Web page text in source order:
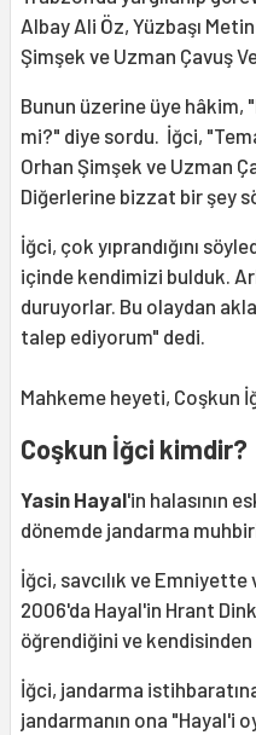
Albay Ali Öz, Yüzbaşı
Şimşek ve Uzman Çavuş
Bunun üzerine üye
mi?" diye sordu. İğci,
Orhan Şimşek ve Uzman
Diğerlerine bizzat bir şey
İğci, çok yıprandığını
içinde kendimizi bulduk.
duruyorlar. Bu olaydan
talep ediyorum" dedi.
Mahkeme heyeti, Coşkun
Coşkun İğci kimdir?
Yasin Hayal'in halasının
dönemde jandarma
İğci, savcılık ve
2006'da Hayal'in Hrant
öğrendiğini ve
İğci, jandarma
jandarmanın ona "Hayal'i